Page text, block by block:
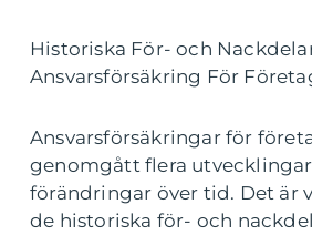
Historiska För- och
Ansvarsförsäkring För
Ansvarsförsäkringar för
genomgått flera
förändringar över tid. Det är
de historiska för- och